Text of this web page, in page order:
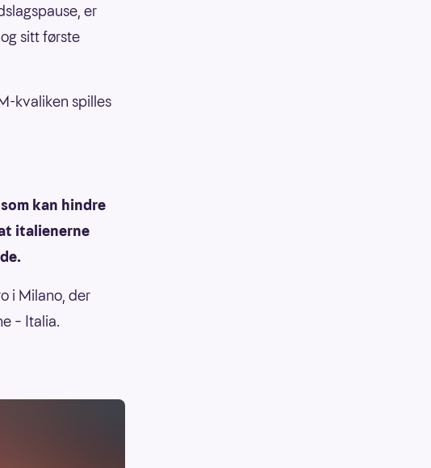
er
sitt første
kvaliken spilles
kan hindre
italienerne
i Milano, der
– Italia.